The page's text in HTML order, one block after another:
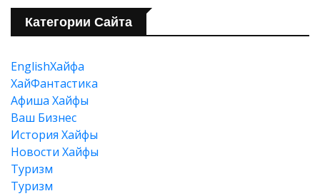
Категории Сайта
EnglishХайфа
XайФантастика
Афиша Хайфы
Ваш Бизнес
История Хайфы
Новости Хайфы
Туризм
Туризм